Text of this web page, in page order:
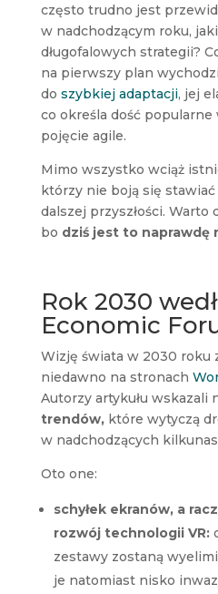
często trudno jest
w nadchodzącym roku,
długofalowych strategii?
na pierwszy plan
do szybkiej adaptacji, jej
co określa dość
pojęcie agile.
Mimo wszystko wciąż
którzy nie boją się
dalszej przyszłości. Warto
bo dziś jest to naprawdę
Rok 2030
Economic
Wizję świata w 2030 roku
niedawno na stronach
Autorzy artykułu wskazali
trendów,które wytyczą
w nadchodzących
Oto one:
schyłek ekranów, a
rozwój technologii VR:
zestawy zostaną
je natomiast nisko